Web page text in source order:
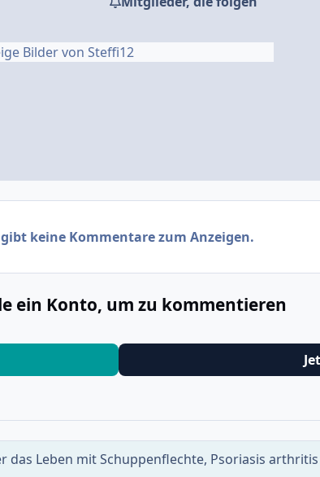
Bilder von Steffi12
gibt keine Kommentare zum Anzeigen.
ein Konto, um zu kommentieren
das Leben mit Schuppenflechte, Psoriasis